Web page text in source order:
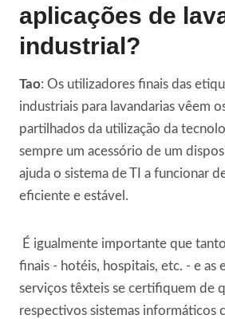
aplicações de
industrial?
Tao: Os utilizadores finais das
industriais para lavandarias vêem
partilhados da utilização da
sempre um acessório de um
ajuda o sistema de TI a funcionar
eficiente e estável.
É igualmente importante que
finais - hotéis, hospitais, etc. - e as
serviços têxteis se certifiquem de
respectivos sistemas informáticos